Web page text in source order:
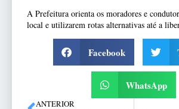
A Prefeitura orienta os moradores e
local e utilizarem rotas alternativas até a
Facebook
WhatsApp
ANTERIOR